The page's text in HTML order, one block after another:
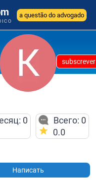
a questão do advogado
subscrever
0
Всего: 0
0.0
Написать